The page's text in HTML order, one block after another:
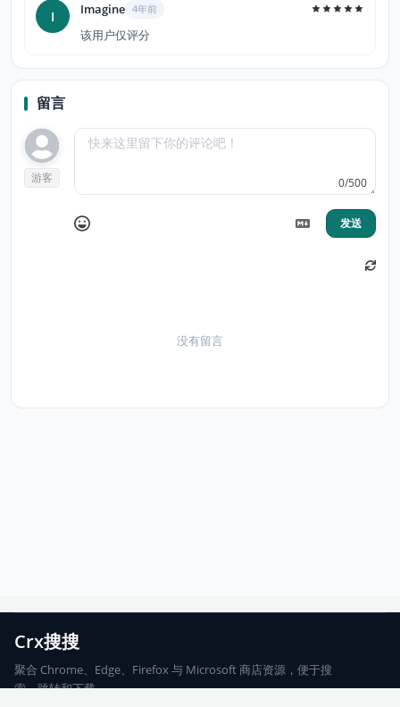
I Imagine 4年前
该用户仅评分
留言
游客 0/500
发送
没有留言
Crx搜搜
聚合 Chrome、Edge、Firefox 与 Microsoft 商店资源，便于搜
索、跳转和下载。